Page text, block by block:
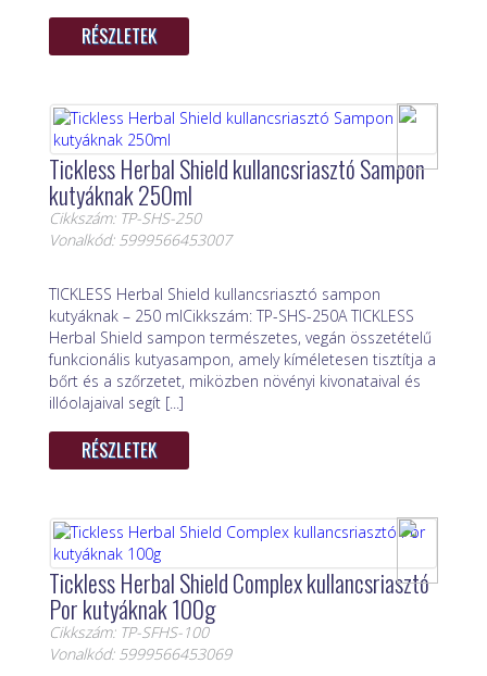
RÉSZLETEK
Tickless Herbal Shield kullancsriasztó Sampon
kutyáknak 250ml
Cikkszám: TP-SHS-250
Vonalkód: 5999566453007
TICKLESS Herbal Shield kullancsriasztó sampon
kutyáknak – 250 mlCikkszám: TP-SHS-250A TICKLESS
Herbal Shield sampon természetes, vegán összetételű
funkcionális kutyasampon, amely kíméletesen tisztítja a
bőrt és a szőrzetet, miközben növényi kivonataival és
illóolajaival segít [...]
RÉSZLETEK
Tickless Herbal Shield Complex kullancsriasztó
Por kutyáknak 100g
Cikkszám: TP-SFHS-100
Vonalkód: 5999566453069